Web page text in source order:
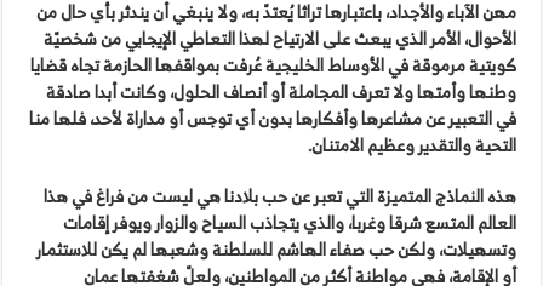
مهن الآباء والأجداد، باعتبارها تراثا يُعتدّ به، ولا ينبغي أن يندثر بأي حال من
الأحوال، الأمر الذي يبعث على الارتياح لهذا التعاطي الإيجابي من شخصيّة
كويتية مرموقة في الأوساط الخليجية عُرفت بمواقفها الحازمة تجاه قضايا
وطنها وأمتها ولا تعرف المجاملة أو أنصاف الحلول، وكانت أبدا صادقة
في التعبير عن مشاعرها وأفكارها بدون أي توجس أو مداراة لأحد، فلها منا
التحية والتقدير وعظيم الامتنان.
هذه النماذج المتميزة التي تعبر عن حب بلادنا هي ليست من فراغ في هذا
العالم المتسع شرقا وغربا، والذي يتجاذب السياح والزوار ويوفر إقامات
وتسهيلات، ولكن حب صفاء الهاشم للسلطنة وشعبها لم يكن للاستثمار
أو الإقامة، فهي مواطنة أكثر من المواطنين، ولعلّ شغفتها عمان